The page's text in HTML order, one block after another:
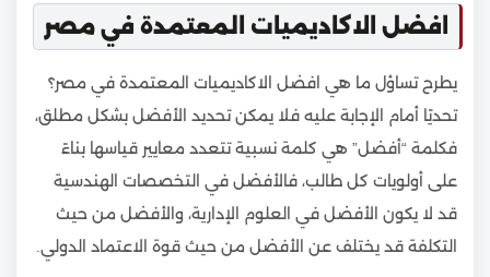
افضل الاكاديميات المعتمدة في مصر
يطرح تساؤل ما هي افضل الاكاديميات المعتمدة في مصر؟
تحديًا أمام الإجابة عليه فلا يمكن تحديد الأفضل بشكل مطلق،
فكلمة “أفضل” هي كلمة نسبية تتعدد معايير قياسها بناءً
على أولويات كل طالب، فالأفضل في التخصصات الهندسية
قد لا يكون الأفضل في العلوم الإدارية، والأفضل من حيث
التكلفة قد يختلف عن الأفضل من حيث قوة الاعتماد الدولي.